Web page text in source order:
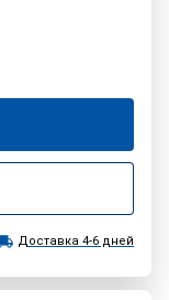
Доставка 4-6 дней